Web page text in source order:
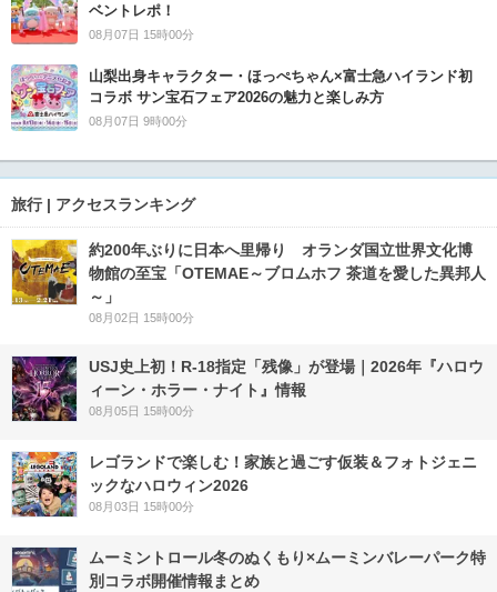
ベントレポ！
08月07日 15時00分
山梨出身キャラクター・ほっぺちゃん×富士急ハイランド初
コラボ サン宝石フェア2026の魅力と楽しみ方
08月07日 9時00分
旅行 | アクセスランキング
約200年ぶりに日本へ里帰り オランダ国立世界文化博
物館の至宝「OTEMAE～ブロムホフ 茶道を愛した異邦人
～」
08月02日 15時00分
USJ史上初！R-18指定「残像」が登場｜2026年『ハロウ
ィーン・ホラー・ナイト』情報
08月05日 15時00分
レゴランドで楽しむ！家族と過ごす仮装＆フォトジェニ
ックなハロウィン2026
08月03日 15時00分
ムーミントロール冬のぬくもり×ムーミンバレーパーク特
別コラボ開催情報まとめ